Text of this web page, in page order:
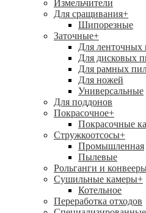
Измельчители
Для сращивания+
Шипорезные
Заточные+
Для ленточных
Для дисковых
Для рамных
Для ножей
Универсальные
Для поддонов
Покрасочное+
Покрасочные
Стружкоотсосы+
Промышленная
Пылевые
Рольганги и
Сушильные камеры+
Котельное
Переработка отходов